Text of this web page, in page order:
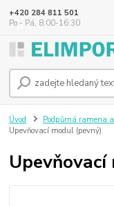
+420 284 811 501
Po - Pá, 8:00-16:30
Úvod Podpůrná ramena
Upevňovací modul (pevný)